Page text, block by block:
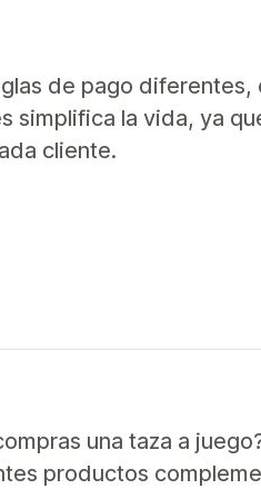
de pago diferentes,
simplifica la vida, ya
cliente.
una taza a
productos